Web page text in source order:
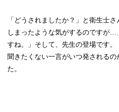
「どうされましたか？」と衛生士
しまったような気がするのですが…
すね。」そして、先生の登場です。
聞きたくない一言がいつ発される
た。